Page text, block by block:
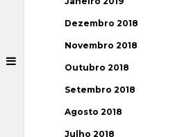
Dezembro 2018
Novembro 2018
Outubro 2018
Setembro 2018
Agosto 2018
Julho 2018